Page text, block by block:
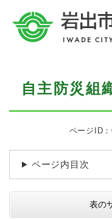
自主防災組
ページID
ページ内目次
表の